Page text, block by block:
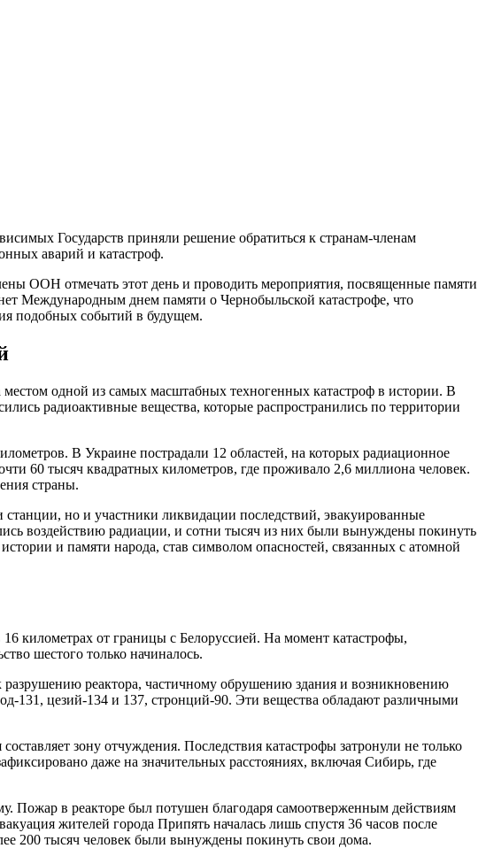
Государств приняли решение обратиться к странам-членам
аварий и катастроф.
ООН отмечать этот день и проводить мероприятия, посвященные памяти
Международным днем памяти о Чернобыльской катастрофе, что
подобных событий в будущем.
местом одной из самых масштабных техногенных катастроф в истории. В
радиоактивные вещества, которые распространились по территории
В Украине пострадали 12 областей, на которых радиационное
60 тысяч квадратных километров, где проживало 2,6 миллиона человек.
страны.
но и участники ликвидации последствий, эвакуированные
воздействию радиации, и сотни тысяч из них были вынуждены покинуть
и памяти народа, став символом опасностей, связанных с атомной
километрах от границы с Белоруссией. На момент катастрофы,
шестого только начиналось.
реактора, частичному обрушению здания и возникновению
131, цезий-134 и 137, стронций-90. Эти вещества обладают различными
зону отчуждения. Последствия катастрофы затронули не только
даже на значительных расстояниях, включая Сибирь, где
в реакторе был потушен благодаря самоотверженным действиям
жителей города Припять началась лишь спустя 36 часов после
200 тысяч человек были вынуждены покинуть свои дома.